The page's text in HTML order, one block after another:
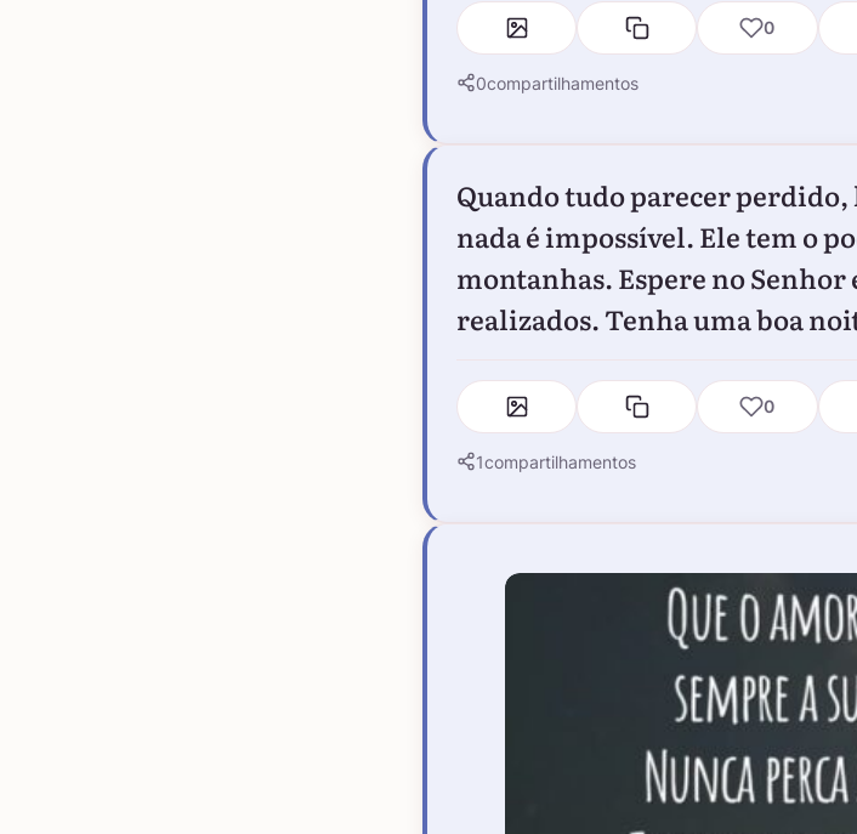
0
0compartilhamentos
Quando tudo parecer perdido,
nada é impossível. Ele tem o
montanhas. Espere no Senhor
realizados. Tenha uma boa
0
1compartilhamentos